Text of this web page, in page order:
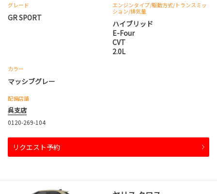
グレード
GR SPORT
エンジンタイプ/駆動方式/トランスミッ
ション/排気量
ハイブリッド
E-Four
CVT
2.0L
カラー
マッシブグレー
配備店舗
呉支店
0120-269-104
リクエスト予約